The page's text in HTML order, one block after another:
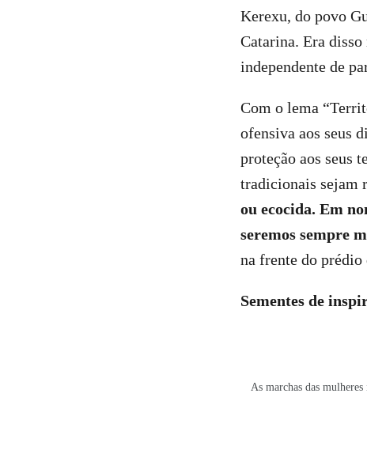
Kerexu, do povo
Catarina. Era
independente de
Com o lema
ofensiva aos seus
proteção aos seus
tradicionais sejam
ou ecocida. Em
seremos sempre
na frente do
Sementes de
As marchas das